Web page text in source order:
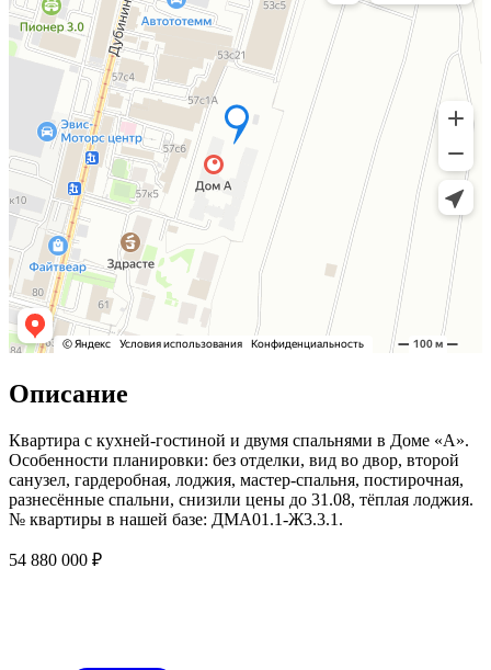
Описание
Квартира с кухней-гостиной и двумя спальнями в Доме «А».
Особенности планировки: без отделки, вид во двор, второй
санузел, гардеробная, лоджия, мастер-спальня, постирочная,
разнесённые спальни, снизили цены до 31.08, тёплая лоджия.
№ квартиры в нашей базе: ДМА01.1-Ж3.3.1.
54 880 000 ₽